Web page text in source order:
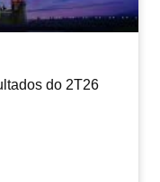
do 2T26